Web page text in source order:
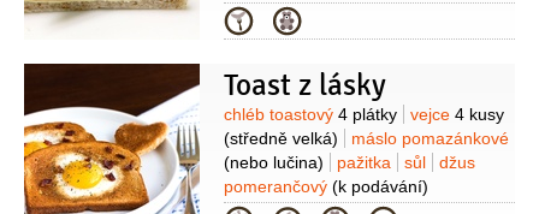
(Hellmann's delikátní)
ozdobu)
Kategorie
Toast z lásky
Suroviny
chléb toastový 4 plátky vejce 4 kusy
(středně velká)
máslo pomazánkové
(nebo lučina)
pažitka sůl
džus
pomerančový (k podávání)